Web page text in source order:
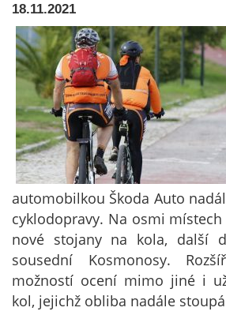
18.11.2021
automobilkou Škoda Auto
cyklodopravy. Na osmi
nové stojany na kola, další
sousední Kosmonosy.
možností ocení mimo jiné i
kol, jejichž obliba nadále